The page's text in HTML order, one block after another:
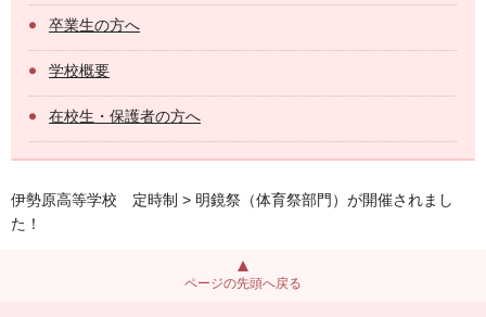
卒業生の方へ
学校概要
在校生・保護者の方へ
伊勢原高等学校 定時制 > 明鏡祭（体育祭部門）が開催されまし
た！
ページの先頭へ戻る